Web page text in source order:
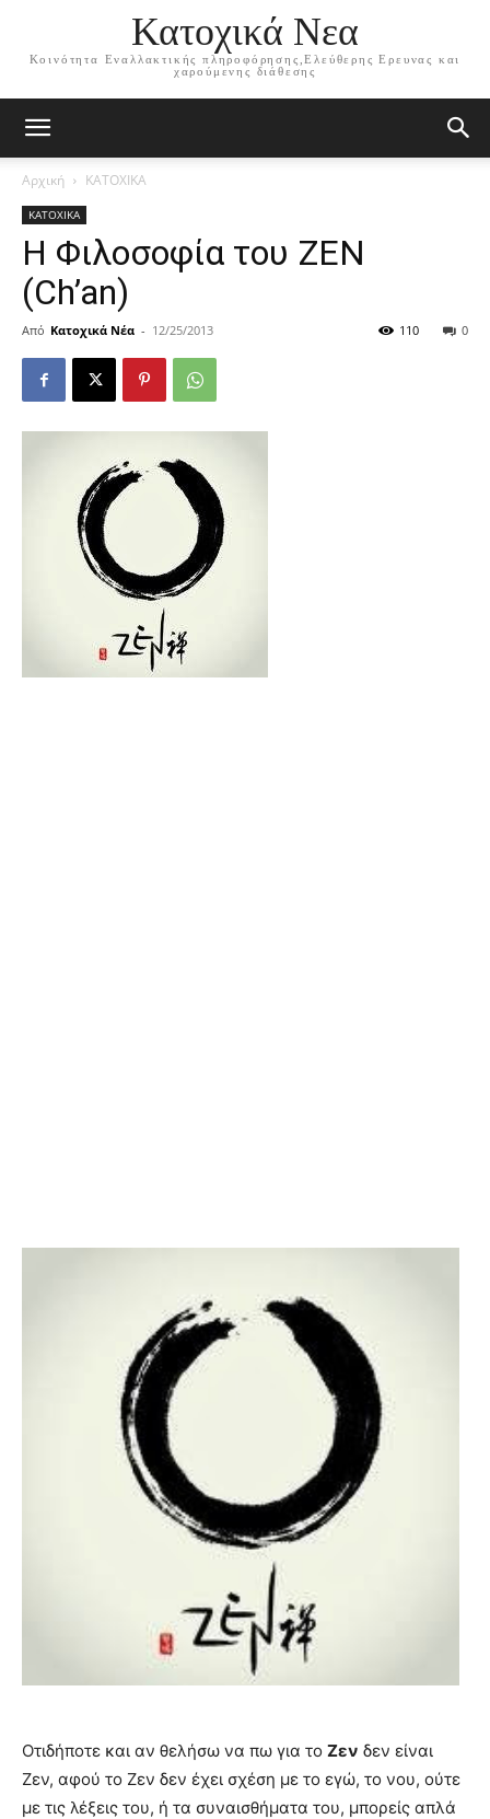
Κατοχικά Νεα
Κοινότητα Εναλλακτικής πληροφόρησης,Ελεύθερης Ερευνας και
χαρούμενης διάθεσης
Αρχική ΚΑΤΟΧΙΚΑ
ΚΑΤΟΧΙΚΑ
Η Φιλοσοφία του ΖΕΝ
(Ch’an)
Από Κατοχικά Νέα - 12/25/2013 0
110
Οτιδήποτε και αν θελήσω να πω για το Ζεν δεν είναι
Ζεν, αφού το Ζεν δεν έχει σχέση με το εγώ, το νου, ούτε
με τις λέξεις του, ή τα συναισθήματα του, μπορείς απλά